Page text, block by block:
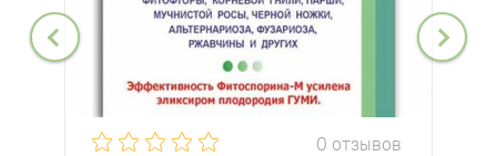
0 отзывов